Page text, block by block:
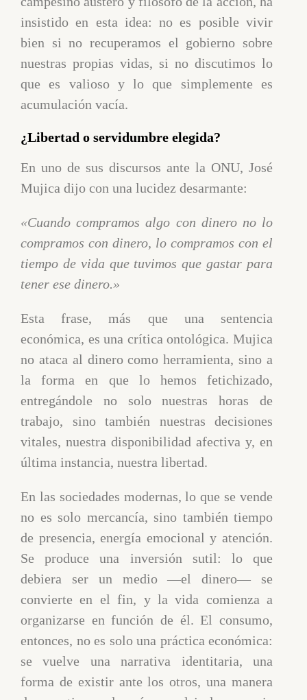
insistido en esta idea: no es posible vivir
bien si no recuperamos el gobierno sobre
nuestras propias vidas, si no discutimos lo
que es valioso y lo que simplemente es
acumulación vacía.
¿Libertad o servidumbre elegida?
En uno de sus discursos ante la ONU, José
Mujica dijo con una lucidez desarmante:
«Cuando compramos algo con dinero no lo
compramos con dinero, lo compramos con el
tiempo de vida que tuvimos que gastar para
tener ese dinero.»
Esta frase, más que una sentencia
económica, es una crítica ontológica. Mujica
no ataca al dinero como herramienta, sino a
la forma en que lo hemos fetichizado,
entregándole no solo nuestras horas de
trabajo, sino también nuestras decisiones
vitales, nuestra disponibilidad afectiva y, en
última instancia, nuestra libertad.
En las sociedades modernas, lo que se vende
no es solo mercancía, sino también tiempo
de presencia, energía emocional y atención.
Se produce una inversión sutil: lo que
debiera ser un medio —el dinero— se
convierte en el fin, y la vida comienza a
organizarse en función de él. El consumo,
entonces, no es solo una práctica económica:
se vuelve una narrativa identitaria, una
forma de existir ante los otros, una manera